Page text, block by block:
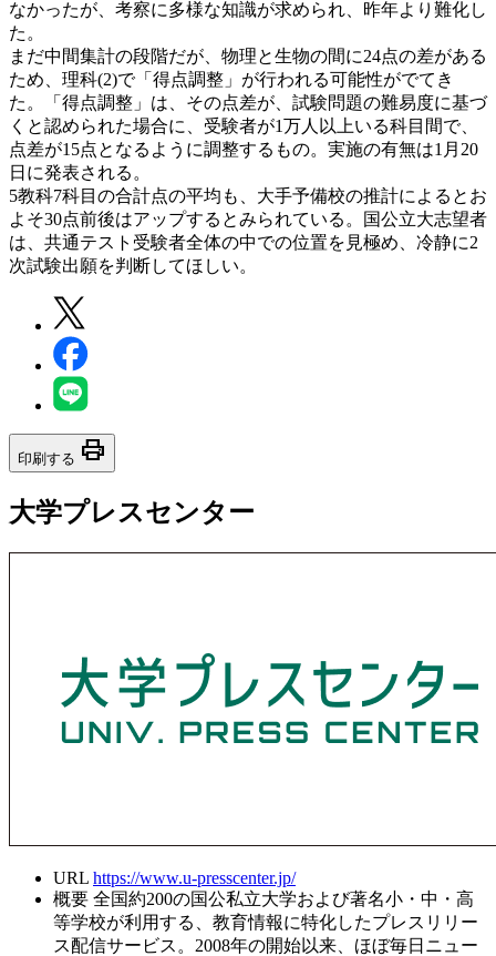
なかったが、考察に多様な知識が求められ、昨年より難化し
た。
まだ中間集計の段階だが、物理と生物の間に24点の差がある
ため、理科(2)で「得点調整」が行われる可能性がでてき
た。「得点調整」は、その点差が、試験問題の難易度に基づ
くと認められた場合に、受験者が1万人以上いる科目間で、
点差が15点となるように調整するもの。実施の有無は1月20
日に発表される。
5教科7科目の合計点の平均も、大手予備校の推計によるとお
よそ30点前後はアップするとみられている。国公立大志望者
は、共通テスト受験者全体の中での位置を見極め、冷静に2
次試験出願を判断してほしい。
印刷する print
大学プレスセンター
URL https://www.u-presscenter.jp/
概要 全国約200の国公私立大学および著名小・中・高
等学校が利用する、教育情報に特化したプレスリリー
ス配信サービス。2008年の開始以来、ほぼ毎日ニュー